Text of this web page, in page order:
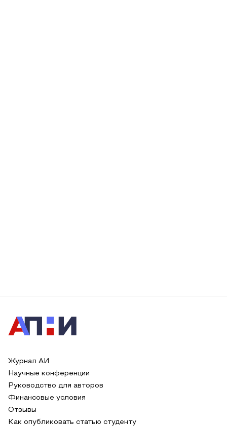
Журнал АИ
Научные конференции
Руководство для авторов
Финансовые условия
Отзывы
Как опубликовать статью студенту